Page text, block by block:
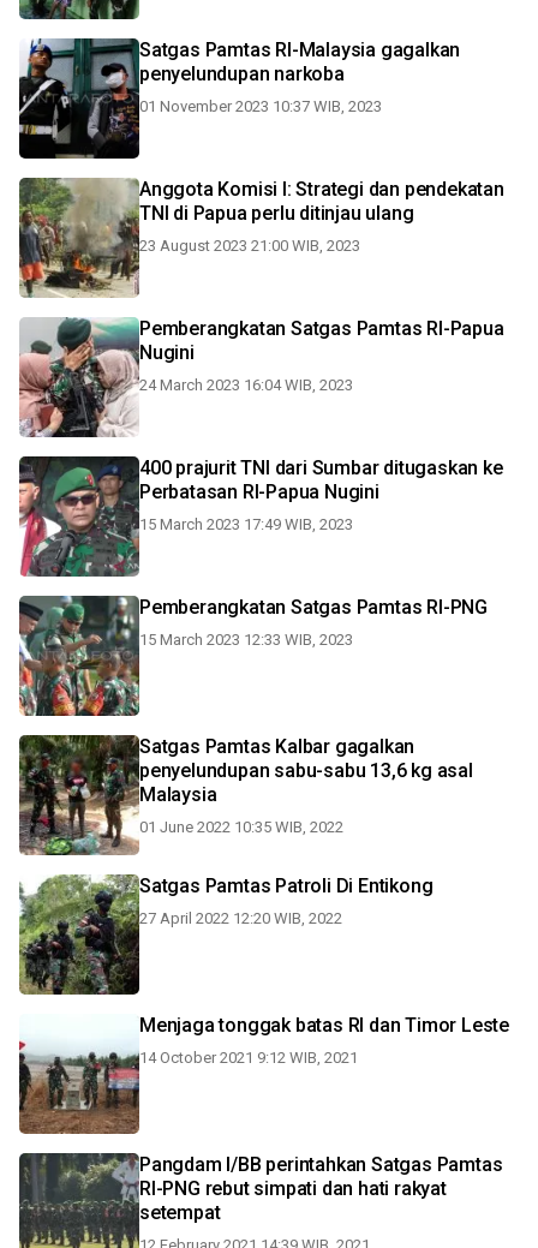
Satgas Pamtas RI-Malaysia gagalkan
penyelundupan narkoba
01 November 2023 10:37 WIB, 2023
Anggota Komisi I: Strategi dan pendekatan
TNI di Papua perlu ditinjau ulang
23 August 2023 21:00 WIB, 2023
Pemberangkatan Satgas Pamtas RI-Papua
Nugini
24 March 2023 16:04 WIB, 2023
400 prajurit TNI dari Sumbar ditugaskan ke
Perbatasan RI-Papua Nugini
15 March 2023 17:49 WIB, 2023
Pemberangkatan Satgas Pamtas RI-PNG
15 March 2023 12:33 WIB, 2023
Satgas Pamtas Kalbar gagalkan
penyelundupan sabu-sabu 13,6 kg asal
Malaysia
01 June 2022 10:35 WIB, 2022
Satgas Pamtas Patroli Di Entikong
27 April 2022 12:20 WIB, 2022
Menjaga tonggak batas RI dan Timor Leste
14 October 2021 9:12 WIB, 2021
Pangdam I/BB perintahkan Satgas Pamtas
RI-PNG rebut simpati dan hati rakyat
setempat